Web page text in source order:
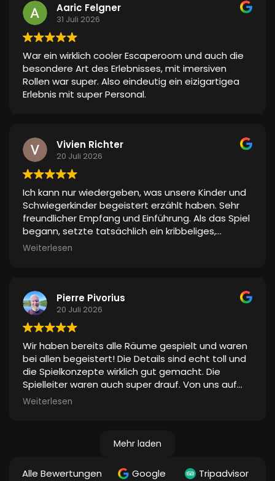
Aaric Felgner
31 Juli 2026
War ein wirklich cooler Escaperoom und auch die
besondere Art des Erlebnisses, mit imersiven
Rollen war super. Also eindeutig ein eizigartigea
Erlebnis mit super Personal.
Vivien Richter
20 Juli 2026
Ich kann nur wiedergeben, was unsere Kinder und
Schwiegerkinder begeistert erzählt haben. Sehr
freundlicher Empfang und Einführung. Als das Spiel
begann, setzte tatsächlich ein kribbeliges,
spannendes Gefühl ein, weil die Umgebung so
beiden „Mädels“ hat es gefallen und nicht nur weil
sich ihre Männer wie Superhelden in einem Film
gefühlt haben
(Stimmen, Klopfen, Poltern) machten das ganze
stimmig. Ein realer Schauspieler war dabei. Davon
waren alle begeistert, da man mit ihm agieren
konnte. Es war ein tolles Erlebnis für alle und sie
wollen es wieder tun
Vielen lieben Dank dafür
Weiterlesen
Pierre Pivorius
20 Juli 2026
Wir haben bereits alle Räume gespielt und waren
bei allen begeistert! Die Details sind echt toll und
die Spielkonzepte wirklich gut gemacht. Die
Spielleiter waren auch super drauf. Von uns auf
jeden Fall eine echte Empfehlung!
Weiterlesen
Mehr laden
Alle Bewertungen Google Tripadvisor